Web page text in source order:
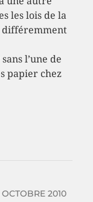
les lois de la
différemment
l’une de
papier chez
2010